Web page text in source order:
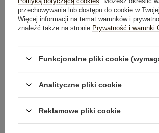
Wysyłkajutro
100 dni na zwrot
OPIS PRODUKTU
GŁÓWNE PARAMETRY
przechowywania lub dostępu do cookie w
Więcej informacji na temat warunków i
znaleźć także na stronie Prywatność i warunki
Funkcjonalne pliki cookie
Analityczne pliki cookie
Reklamowe pliki cookie